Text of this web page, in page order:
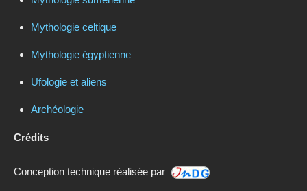
Mythologie celtique
Mythologie égyptienne
Ufologie et aliens
Archéologie
Crédits
Conception technique réalisée par